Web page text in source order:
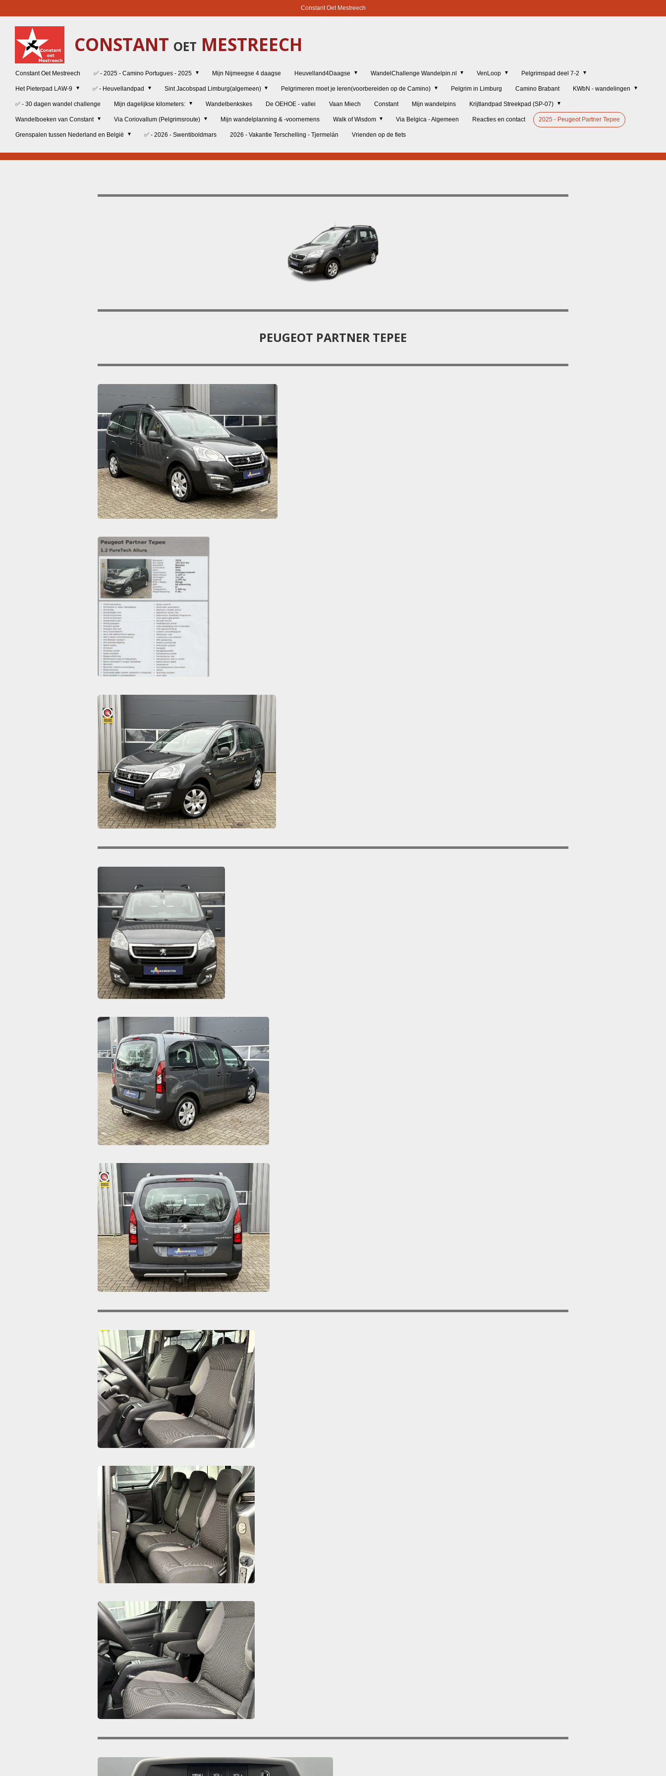
hoofdinhoud
Constant Oet Mestreech
CONSTANT OET MESTREECH
Constant Oet Mestreech ✅ - 2025 - Camino Portugues - 2025 Mijn Nijmeegse 4 daagse Heuvelland4Daagse WandelChallenge Wandelpin.nl VenLoop Pelgrimspad deel 7-2
Het Pieterpad LAW-9 ✅ - Heuvellandpad Sint Jacobspad Limburg(algemeen) Pelgrimeren moet je leren(voorbereiden op de Camino) Pelgrim in Limburg Camino Brabant KWbN - wandelingen
✅ - 30 dagen wandel challenge Mijn dagelijkse kilometers: Wandelbenkskes De OEHOE - vallei Vaan Miech Constant Mijn wandelpins Krijtlandpad Streekpad (SP-07)
Wandelboeken van Constant Via Coriovallum (Pelgrimsroute) Mijn wandelplanning & -voornemens Walk of Wisdom Via Belgica - Algemeen Reacties en contact 2025 - Peugeot Partner Tepee
Grenspalen tussen Nederland en België ✅ - 2026 - Swentiboldmars 2026 - Vakantie Terschelling - Tjermelán Vrienden op de fiets
PEUGEOT PARTNER TEPEE